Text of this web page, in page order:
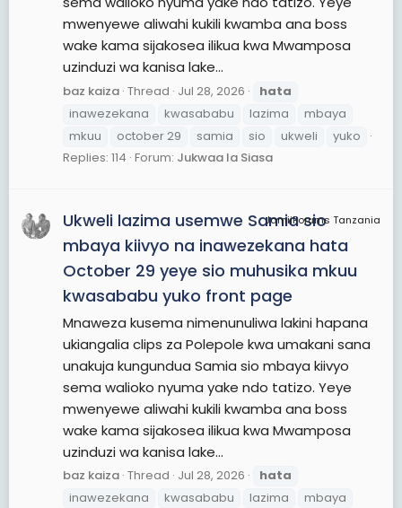
mwenyewe aliwahi kukili kwamba ana boss
wake kama sijakosea ilikua kwa Mwamposa
uzinduzi wa kanisa lake...
baz kaiza Thread Jul 28, 2026
hata
inawezekana
kwasababu lazima
mbaya
mkuu
october 29 samia sio ukweli
yuko
Replies: 114 Forum: Jukwaa la Siasa
JamiiForums Tanzania
Ukweli lazima usemwe Samia sio
mbaya kiivyo na inawezekana hata
October 29 yeye sio muhusika mkuu
kwasababu yuko front page
Mnaweza kusema nimenunuliwa lakini hapana
ukiangalia clips za Polepole kwa umakani sana
unakuja kungundua Samia sio mbaya kiivyo
sema walioko nyuma yake ndo tatizo. Yeye
mwenyewe aliwahi kukili kwamba ana boss
wake kama sijakosea ilikua kwa Mwamposa
uzinduzi wa kanisa lake...
baz kaiza Thread Jul 28, 2026
hata
inawezekana
kwasababu lazima
mbaya